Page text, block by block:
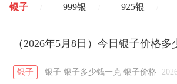
银子 999银 925银
开国纪念币 大清银币 /
菜百 周生生 周大生
（2026年5月8日）今日银子价格
银子 银子 银子多少钱一克 银子价格 ·